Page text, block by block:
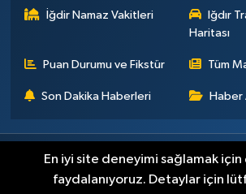
İğdir Namaz Vakitleri
Iğdır
Haritası
Puan Durumu ve Fikstür Tüm
Son Dakika Haberleri Haber
Künye İletişim Çerez Politikası
En iyi site deneyimi sağlamak
faydalanıyoruz. Detaylar için